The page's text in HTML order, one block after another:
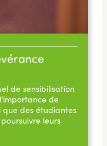
de sensibilisation
de
que des étudiantes
leurs